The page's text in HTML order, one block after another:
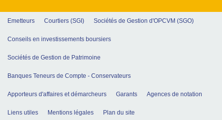
Emetteurs Courtiers (SGI) Sociétés de Gestion d'OPCVM (SGO)
Conseils en investissements boursiers
Sociétés de Gestion de Patrimoine
Banques Teneurs de Compte - Conservateurs
Apporteurs d'affaires et démarcheurs Garants Agences de notation
Liens utiles Mentions légales Plan du site